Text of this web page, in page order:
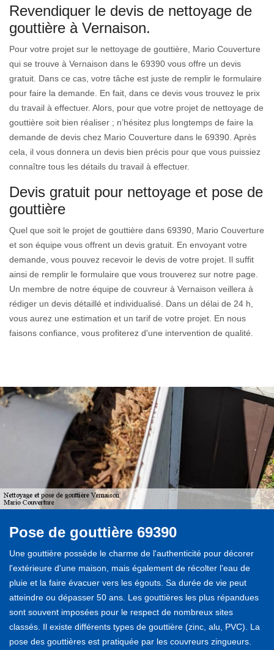
Revendiquer le devis de nettoyage de
gouttière à Vernaison.
Pour votre projet sur le nettoyage de gouttière, Mario Couverture
qui se trouve à Vernaison dans le 69390 vous offre un devis
gratuit. Dans ce cas, votre tâche est juste de remplir le formulaire
pour faire la demande. En fait, dans ce devis vous trouvez le prix
du travail à effectuer. Alors, pour que votre projet de nettoyage de
gouttière soit bien réaliser ; n’hésitez plus longtemps de faire la
demande de devis chez Mario Couverture dans le 69390. Après
cela, il vous donnera un devis bien précis pour que vous puissiez
connaître tous les détails du travail à effectuer.
Devis gratuit pour nettoyage et pose de
gouttière
Quel que soit le projet de gouttière dans 69390, Mario Couverture
et son équipe vous offrent un devis gratuit. En envoyant votre
demande, vous pouvez recevoir le devis de votre projet. Il suffit
ainsi de remplir le formulaire que vous trouverez sur notre page.
Un membre de notre équipe de couvreur à Vernaison veillera à
rédiger un devis détaillé et individualisé. Dans un délai de 24 h,
vous aurez une estimation et un tarif de votre projet. En nous
faisons confiance, vous profiterez d'une intervention de qualité.
Pose de gouttière 69390
Une gouttière possède le charme de l'authenticité pour décorer
l'extérieure d'une maison, mais également de récolter l'eau de
pluie et la faire évacuer vers les égouts. Sa durée de vie peut
atteindre ou dépasser 50 ans. Les gouttières les plus répandues
sont souvent imposées pour le respect de nombreux sites
classés. Il existe différents types de gouttière (zinc, alu, PVC). La
pose des gouttières est pratiquée par les couvreurs zingueurs.